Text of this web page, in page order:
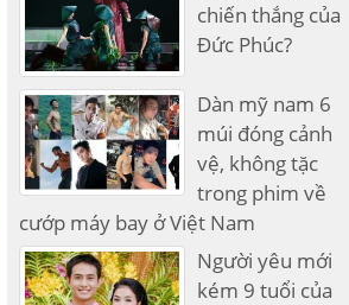
chiến thắng của
Đức Phúc?
Dàn mỹ nam 6
múi đóng cảnh
vệ, không tặc
trong phim về
cướp máy bay ở Việt Nam
Người yêu mới
kém 9 tuổi của